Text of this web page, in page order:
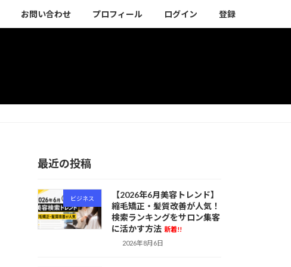
お問い合わせ プロフィール ログイン 登録
最近の投稿
ビジネス
【2026年6月美容トレンド】
縮毛矯正・髪質改善が人気！
検索ランキングをサロン集客
に活かす方法 新着!!
2026年8月6日